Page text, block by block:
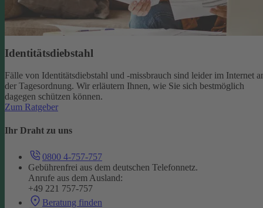
Identitätsdiebstahl
Fälle von Identitätsdiebstahl und -missbrauch sind leider im Internet
der Tagesordnung. Wir erläutern Ihnen, wie Sie sich bestmöglich
dagegen schützen können.
Zum Ratgeber
Ihr Draht zu uns
0800 4-757-757
Gebührenfrei aus dem deutschen Telefonnetz.
Anrufe aus dem Ausland:
+49 221 757-757
Beratung finden